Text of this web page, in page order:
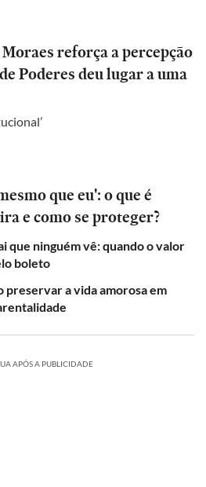
reforça a percepção
Poderes deu lugar a uma
que eu': o que é
e como se proteger?
que ninguém vê: quando o valor
boleto
preservar a vida amorosa em
APÓS A PUBLICIDADE